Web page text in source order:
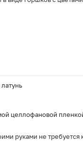
целлофановой
руками не